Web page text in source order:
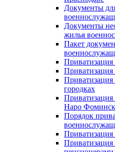
Документы
Документы
жилья
Пакет
Приватизация
городках
Наро
Порядок